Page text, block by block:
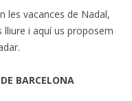
les vacances de Nadal,
i aquí us proposem
BARCELONA